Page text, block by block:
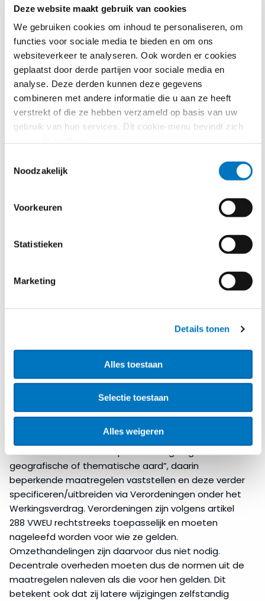
Deze website maakt gebruik van cookies
We gebruiken cookies om inhoud te personaliseren, om
functies voor sociale media te bieden en om ons
websiteverkeer te analyseren. Ook worden er cookies
geplaatst door derde partijen voor sociale media en
analyse. Deze derden kunnen deze gegevens
combineren met andere informatie die u aan ze heeft
verstrekt of die ze hebben verzameld op basis van uw
gebruik van hun services. Dit cookie-menu bevindt zich
Noodzakelijk
Voorkeuren
Statistieken
Marketing
Details tonen
Alles toestaan
Selectie toestaan
Alles weigeren
Nieuwe uitvoerverboden voor producten zoals
zouten, ertsen, bouwmaterialen en
rubberartikelen (EU-export ter waarde van 155
miljoen euro, prijspeil 2024).
Anti-omzeilingsmaatregelen:
Geüpdatete lijst van entiteiten die directe of
indirecte steun verlenen aan het militair-
industriële complex van Rusland of betrokken zijn
met het omzeilen van sancties.
Overige maatregelen:
aangewezen Russische SEZ (speciale
Technopolis Moskou geldt het verbod ook voor
bestaande contracten;
diensten (o.a. bepaalde ruimte- en AI-diensten);
schepen en luchtvaartuigen van de Russische
overheid of personen tot vijf jaar na de verkoop
Nieuwe meldingsplicht van Russische
Bevoegdheden EU GBVB en
decentrale relevantie
Het verschil tussen de Besluiten en Verordeningen is
juridisch-technisch van aard. In het kort, mag de Raad
veiligheidsbeleid (GBVB) van de EU besluiten nemen
geografische of thematische aard”, daarin
beperkende maatregelen vaststellen en deze verder
specificeren/uitbreiden via Verordeningen onder het
Werkingsverdrag. Verordeningen zijn volgens artikel
288 VWEU rechtstreeks toepasselijk en moeten
nageleefd worden voor wie ze gelden.
Omzethandelingen zijn daarvoor dus niet nodig.
Decentrale overheden moeten dus de normen uit de
maatregelen naleven als die voor hen gelden. Dit
betekent ook dat zij latere wijzigingen zelfstandig